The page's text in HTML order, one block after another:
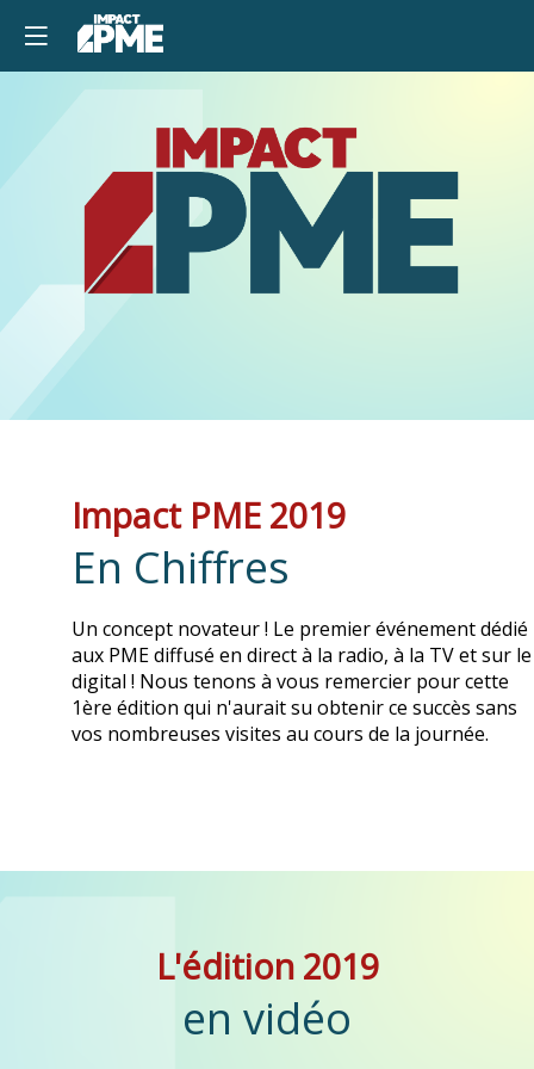
Impact PME 2019
En Chiffres
Un concept novateur ! Le premier événement dédié
aux PME diffusé en direct à la radio, à la TV et sur le
digital ! Nous tenons à vous remercier pour cette
1ère édition qui n'aurait su obtenir ce succès sans
vos nombreuses visites au cours de la journée.
L'édition 2019
en vidéo